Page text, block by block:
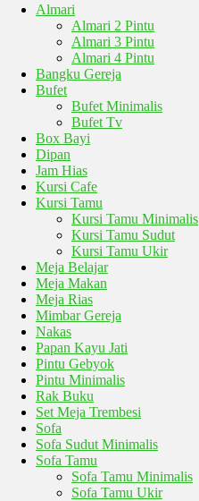
Almari
Almari 2 Pintu
Almari 3 Pintu
Almari 4 Pintu
Bangku Gereja
Bufet
Bufet Minimalis
Bufet Tv
Box Bayi
Dipan
Jam Hias
Kursi Cafe
Kursi Tamu
Kursi Tamu Minimalis
Kursi Tamu Sudut
Kursi Tamu Ukir
Meja Belajar
Meja Makan
Meja Rias
Mimbar Gereja
Nakas
Papan Kayu Jati
Pintu Gebyok
Pintu Minimalis
Rak Buku
Set Meja Trembesi
Sofa
Sofa Sudut Minimalis
Sofa Tamu
Sofa Tamu Minimalis
Sofa Tamu Ukir